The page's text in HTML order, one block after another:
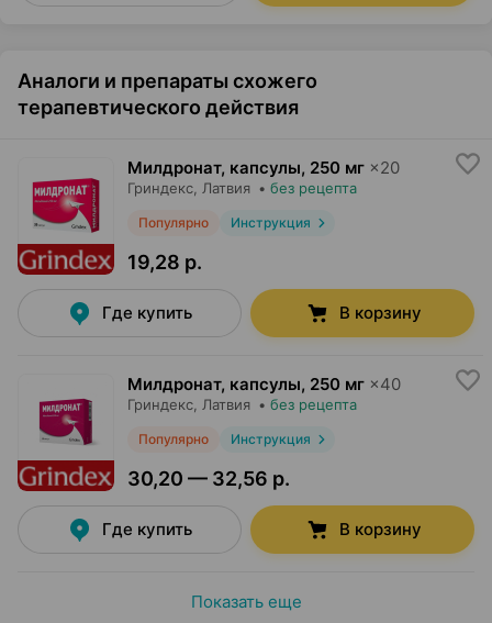
Аналоги и препараты схожего
терапевтического действия
Милдронат, капсулы, 250 мг ×20
Гриндекс , Латвия • без рецепта
Популярно Инструкция
19,28 р.
Где купить В корзину
Милдронат, капсулы, 250 мг ×40
Гриндекс , Латвия • без рецепта
Популярно Инструкция
30,20 — 32,56 р.
Где купить В корзину
Показать еще